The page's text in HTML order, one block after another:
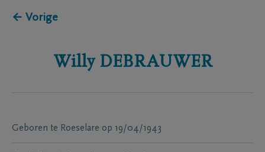
← Vorige
Willy DEBRAUWER
Geboren te Roeselare op 19/04/1943